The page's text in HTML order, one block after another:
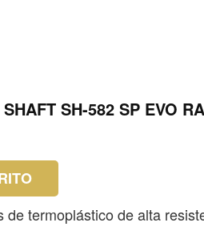
SH-582 SP EVO
de termoplástico de alta